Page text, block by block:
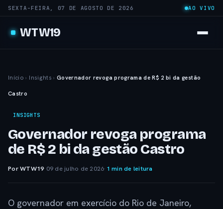
SEXTA-FEIRA, 07 DE AGOSTO DE 2026 AO VIVO
WTW19
Início › Insights › Governador revoga programa de R$ 2 bi da gestão
Castro
INSIGHTS
Governador revoga programa
de R$ 2 bi da gestão Castro
Por WTW19· 09 de julho de 2026· 1 min de leitura
O governador em exercício do Rio de Janeiro,